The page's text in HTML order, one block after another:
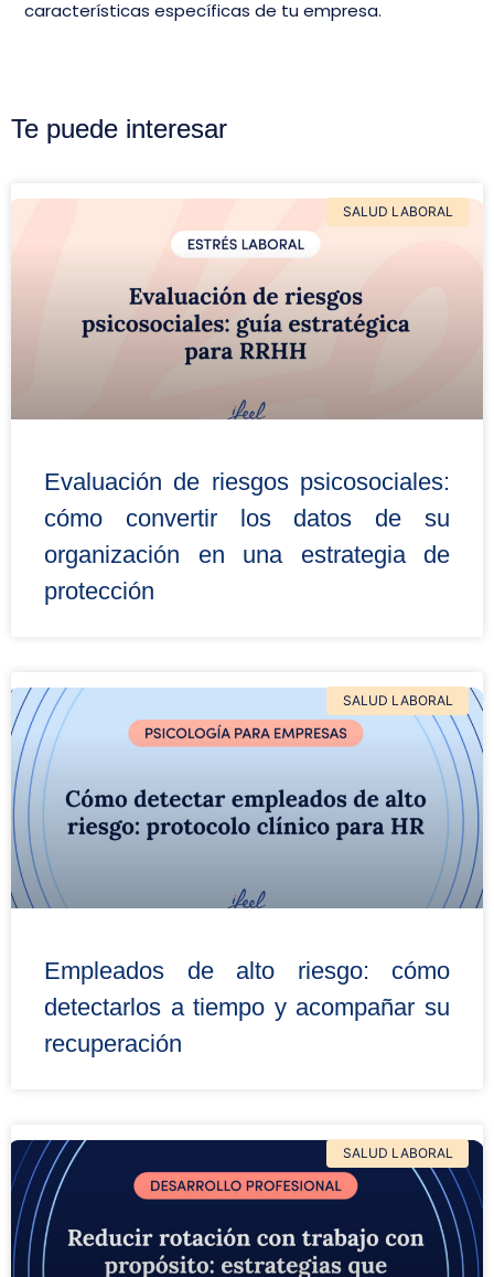
características específicas de tu empresa.
Te puede interesar
SALUD LABORAL
Evaluación de riesgos psicosociales:
cómo convertir los datos de su
organización en una estrategia de
protección
SALUD LABORAL
Empleados de alto riesgo: cómo
detectarlos a tiempo y acompañar su
recuperación
SALUD LABORAL